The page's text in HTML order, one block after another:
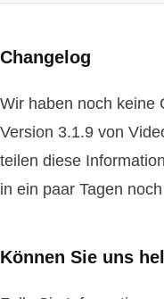
Changelog
Wir haben noch keine
Version 3.1.9 von
teilen diese
in ein paar Tagen
Können Sie uns